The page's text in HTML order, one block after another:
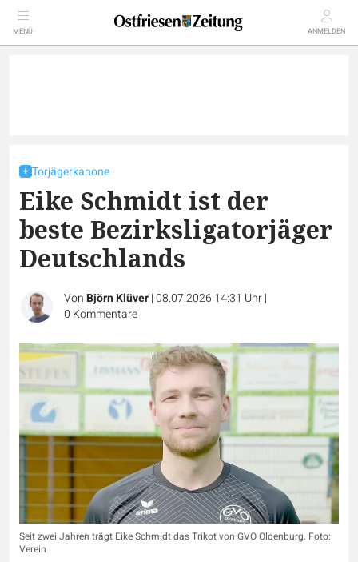
MENÜ ANMELDEN
Torjägerkanone
Eike Schmidt ist der
beste Bezirksligatorjäger
Deutschlands
VonBjörn Klüver|08.07.2026 14:31 Uhr|
0 Kommentare
Seit zwei Jahren trägt Eike Schmidt das Trikot von GVO Oldenburg. Foto:
Verein